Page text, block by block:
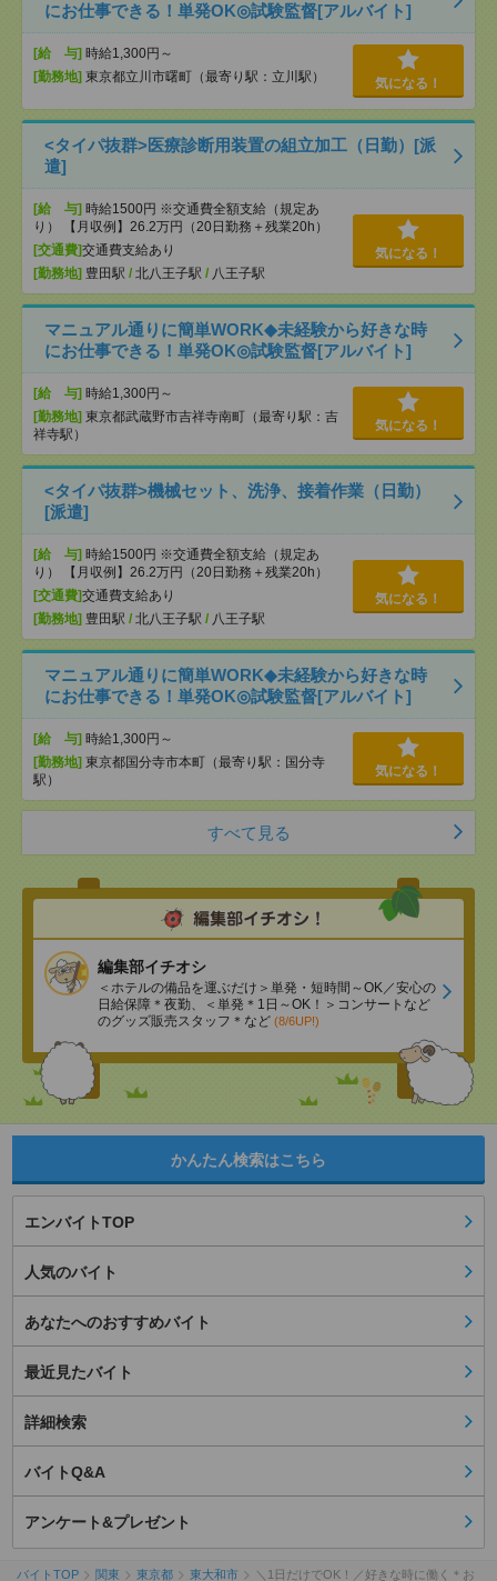
にお仕事できる！単発OK◎試験監督[アルバイト]
[給 与] 時給1,300円～
[勤務地] 東京都立川市曙町（最寄り駅：立川駅） 気になる！
<タイパ抜群>医療診断用装置の組立加工（日勤）[派
遣]
[給 与] 時給1500円 ※交通費全額支給（規定あ
り） 【月収例】26.2万円（20日勤務＋残業20h）
[交通費]交通費支給あり
[勤務地] 豊田駅 / 北八王子駅 / 八王子駅
気になる！
マニュアル通りに簡単WORK◆未経験から好きな時
にお仕事できる！単発OK◎試験監督[アルバイト]
[給 与] 時給1,300円～
[勤務地] 東京都武蔵野市吉祥寺南町（最寄り駅：吉
祥寺駅）
気になる！
<タイパ抜群>機械セット、洗浄、接着作業（日勤）
[派遣]
[給 与] 時給1500円 ※交通費全額支給（規定あ
り） 【月収例】26.2万円（20日勤務＋残業20h）
[交通費]交通費支給あり
[勤務地] 豊田駅 / 北八王子駅 / 八王子駅
気になる！
マニュアル通りに簡単WORK◆未経験から好きな時
にお仕事できる！単発OK◎試験監督[アルバイト]
[給 与] 時給1,300円～
[勤務地] 東京都国分寺市本町（最寄り駅：国分寺
駅）
気になる！
すべて見る
編集部イチオシ
＜ホテルの備品を運ぶだけ＞単発・短時間～OK／安心の
日給保障＊夜勤、＜単発＊1日～OK！＞コンサートなど
のグッズ販売スタッフ＊など (8/6UP!)
かんたん検索はこちら
エンバイトTOP
人気のバイト
あなたへのおすすめバイト
最近見たバイト
詳細検索
バイトQ&A
アンケート&プレゼント
バイトTOP 関東 東京都 東大和市 ＼1日だけでOK！／好きな時に働く＊お